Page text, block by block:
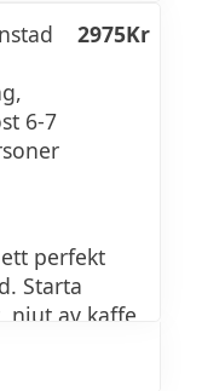
6-7
2975Kr
perfekt
Starta
njut av kaffe
middag
till kvällen.